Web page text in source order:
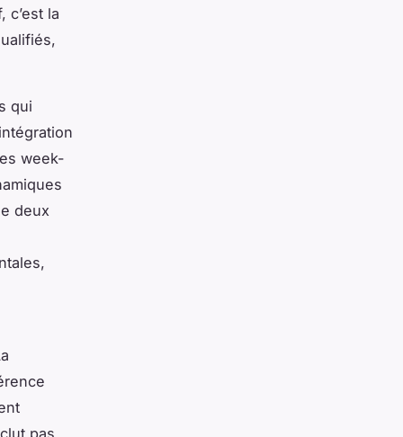
c’est la
qui
week-
deux